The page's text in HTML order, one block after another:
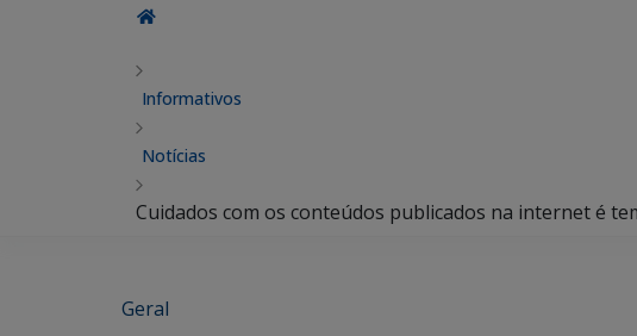
Informativos
Notícias
Cuidados com os conteúdos publicados na internet é
Geral